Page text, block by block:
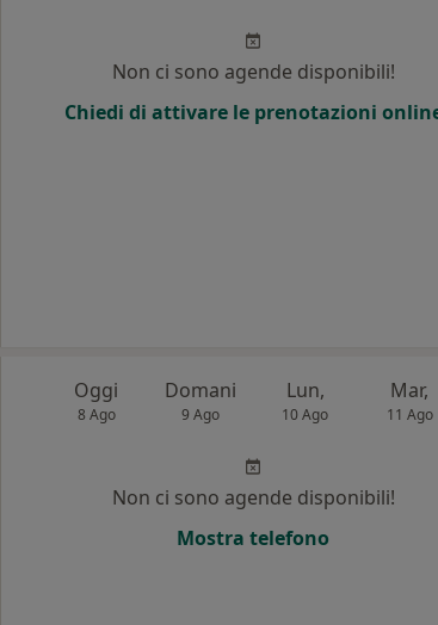
Non ci sono agende disponibili!
Chiedi di attivare le prenotazioni
Oggi
8 Ago
Domani
9 Ago
Lun,
10 Ago
Mar,
11 Ago
Non ci sono agende disponibili!
Mostra telefono